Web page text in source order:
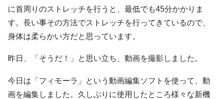
に首周りのストレッチを行うと、最低でも45分かかりま
す。長い事その方法でストレッチを行ってきているので、
身体は柔らかい方だと思っています。
昨日、「そうだ！」と思い立ち、動画を撮影しました。
今日は「フィモーラ」という動画編集ソフトを使って、動
画を編集しました。久しぶりに使用したところ様々な新機